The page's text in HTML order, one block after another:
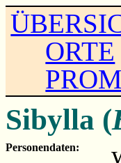
ORTE
Sibylla (
Personendaten: